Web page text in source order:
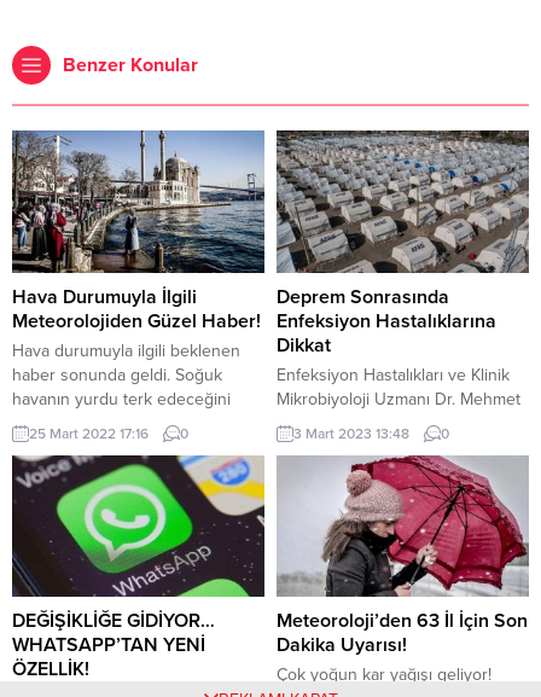
Benzer Konular
Hava Durumuyla İlgili
Meteorolojiden Güzel Haber!
Hava durumuyla ilgili beklenen
haber sonunda geldi. Soğuk
havanın yurdu terk edeceğini
belirten Meteoroloji sıcaklıkların
artacağı tarihi açıkladı. Baharın
gelişini müjdeleyen Meteoroloji
İstanbul, Ankara ve İzmir başta
olmak üzere hava durumuyla ilgili
son tahminlerini paylaştı. Hava
durumuyla ilgili son tahminlerini
paylaşan Meteoroloji, adeta
baharı müjdeledi. Mart ayı
boyunca etkili olan...
25 Mart 2022 17:16 0
Deprem Sonrasında
Enfeksiyon Hastalıklarına
Dikkat
Enfeksiyon Hastalıkları ve Klinik
Mikrobiyoloji Uzmanı Dr. Mehmet
Uluğ, deprem sonrasında
yaşanabilecek enfeksiyon
hastalıklarına dikkat çekerek bir
salgın yaşanmaması için yapılması
gerekenleri anlattı. Depremlerin,
su ve hijyen için gerekli olan
şartların sağlanması ve korunması
imkanlarında aksamalara, geçici
barınma ortamlarında potansiyel
aşırı kalabalıklara, çok sayıda
insanın yer değiştirmesine, ciddi
yaralanmalara yol...
3 Mart 2023 13:48 0
DEĞİŞİKLİĞE GİDİYOR…
WHATSAPP’TAN YENİ
ÖZELLİK!
Meteoroloji’den 63 İl İçin Son
Dakika Uyarısı!
Çok yoğun kar yağışı geliyor!